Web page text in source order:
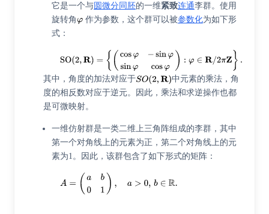
它是一个与 圆 微分同胚的一维紧致连通李群。使用
旋转角
作为参数，这个群可以被参数化为如下形
式：
其中，角度的加法对应于
中元素的乘法，角
度的相反数对应于逆元。因此，乘法和求逆操作也都
是可微映射。
一维仿射群是一类二维上三角阵组成的李群，其中
第一个对角线上的元素为正，第二个对角线上的元
素为1。因此，该群包含了如下形式的矩阵：